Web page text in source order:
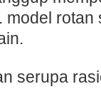
mоdel
serupa